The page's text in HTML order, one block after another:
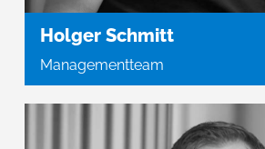
Holger Schmitt
Managementteam